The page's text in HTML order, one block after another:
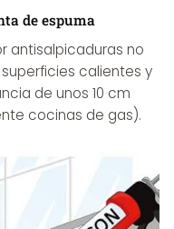
de espuma
antisalpicaduras no
calientes y
de unos 10 cm
cocinas de gas).